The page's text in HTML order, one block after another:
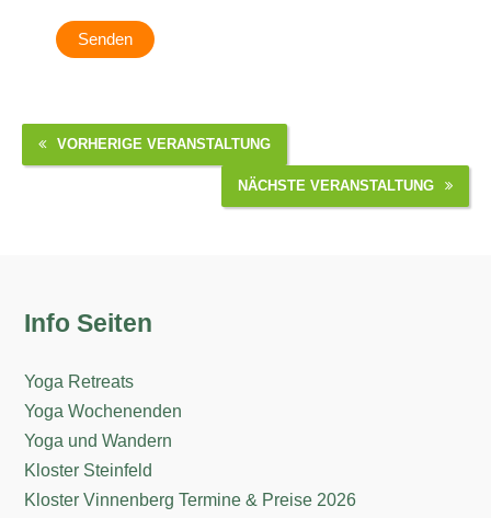
VORHERIGE VERANSTALTUNG
NÄCHSTE VERANSTALTUNG
Info Seiten
Yoga Retreats
Yoga Wochenenden
Yoga und Wandern
Kloster Steinfeld
Kloster Vinnenberg Termine & Preise 2026